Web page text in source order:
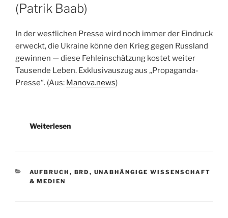
(Patrik Baab)
In der westlichen Presse wird noch immer der Eindruck
erweckt, die Ukraine könne den Krieg gegen Russland
gewinnen — diese Fehleinschätzung kostet weiter
Tausende Leben. Exklusivauszug aus „Propaganda-
Presse“. (Aus: Manova.news)
Weiterlesen
KATEGORIEN
AUFBRUCH , BRD , UNABHÄNGIGE WISSENSCHAFT
& MEDIEN